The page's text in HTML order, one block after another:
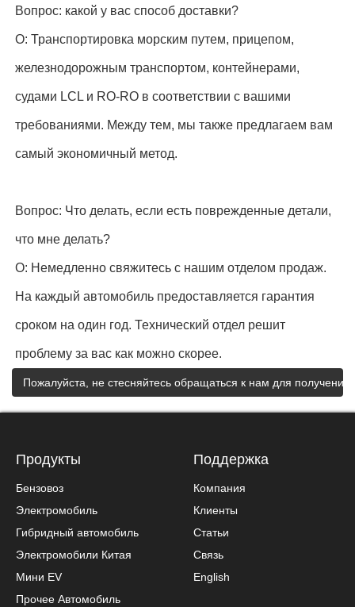
Вопрос: какой у вас способ доставки?
О: Транспортировка морским путем, прицепом,
железнодорожным транспортом, контейнерами,
судами LCL и RO-RO в соответствии с вашими
требованиями. Между тем, мы также предлагаем вам
самый экономичный метод.
Вопрос: Что делать, если есть поврежденные детали,
что мне делать?
О: Немедленно свяжитесь с нашим отделом продаж.
На каждый автомобиль предоставляется гарантия
сроком на один год. Технический отдел решит
проблему за вас как можно скорее.
Пожалуйста, не стесняйтесь обращаться к нам для
Продукты
Бензовоз
Электромобиль
Гибридный автомобиль
Электромобили Китая
Мини EV
Прочее Автомобиль
Поддержка
Компания
Клиенты
Статьи
Связь
English